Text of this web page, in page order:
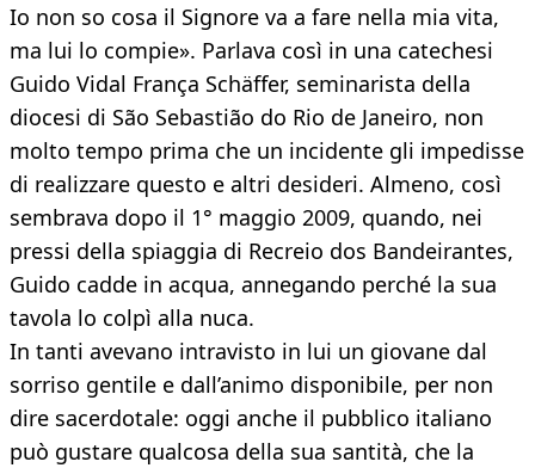
Io non so cosa il Signore va a fare nella mia vita,
ma lui lo compie». Parlava così in una catechesi
Guido Vidal França Schäffer, seminarista della
diocesi di São Sebastião do Rio de Janeiro, non
molto tempo prima che un incidente gli impedisse
di realizzare questo e altri desideri. Almeno, così
sembrava dopo il 1° maggio 2009, quando, nei
pressi della spiaggia di Recreio dos Bandeirantes,
Guido cadde in acqua, annegando perché la sua
tavola lo colpì alla nuca.
In tanti avevano intravisto in lui un giovane dal
sorriso gentile e dall’animo disponibile, per non
dire sacerdotale: oggi anche il pubblico italiano
può gustare qualcosa della sua santità, che la